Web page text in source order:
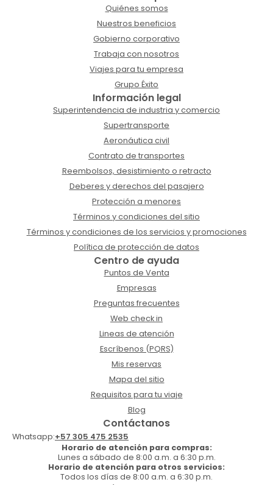
Quiénes somos
Nuestros beneficios
Gobierno corporativo
Trabaja con nosotros
Viajes para tu empresa
Grupo Éxito
Información legal
Superintendencia de industria y comercio
Supertransporte
Aeronáutica civil
Contrato de transportes
Reembolsos, desistimiento o retracto
Deberes y derechos del pasajero
Protección a menores
Términos y condiciones del sitio
Términos y condiciones de los servicios y promociones
Política de protección de datos
Centro de ayuda
Puntos de Venta
Empresas
Preguntas frecuentes
Web check in
Lineas de atención
Escríbenos (PQRS)
Mis reservas
Mapa del sitio
Requisitos para tu viaje
Blog
Contáctanos
Whatsapp:+57 305 475 2535
Horario de atención para compras:
Lunes a sábado de 8:00 a.m. a 6:30 p.m.
Horario de atención para otros servicios:
Todos los días de 8:00 a.m. a 6:30 p.m.